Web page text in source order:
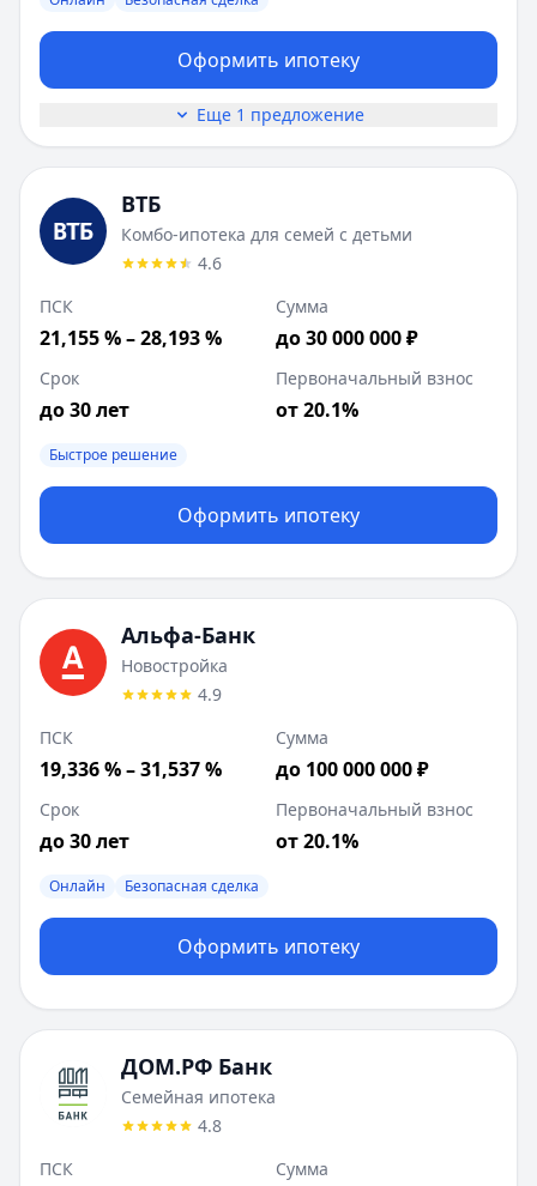
Лейблы:Онлайн, Безопасная сделка
Дополнительные предложения (
Покупка дома с земельным участком: сумма до
10 000
Новостройка
: сумма до50 000 000₽
Рефинансирование
Оформить ипотеку
Еще 1 предложение
ВТБ
Комбо-ипотека для семей с детьми
4.6
ПСК
21,155 % – 28,193 %
Сумма
до 30 000 000 ₽
Срок
до 30 лет
Первоначальный взнос
от 20.1%
Быстрое решение
Оформить ипотеку
Альфа-Банк
Новостройка
4.9
ПСК
19,336 % – 31,537 %
Сумма
до 100 000 000 ₽
Срок
до 30 лет
Первоначальный взнос
от 20.1%
Онлайн Безопасная сделка
Оформить ипотеку
ДОМ.РФ Банк
Семейная ипотека
4.8
ПСК
Сумма